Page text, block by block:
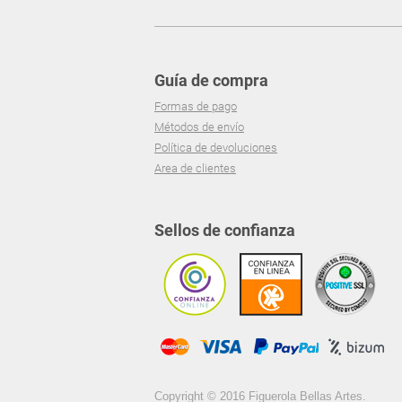
Guía de compra
Formas de pago
Métodos de envío
Política de devoluciones
Area de clientes
Sellos de confianza
Copyright © 2016 Figuerola Bellas Artes.